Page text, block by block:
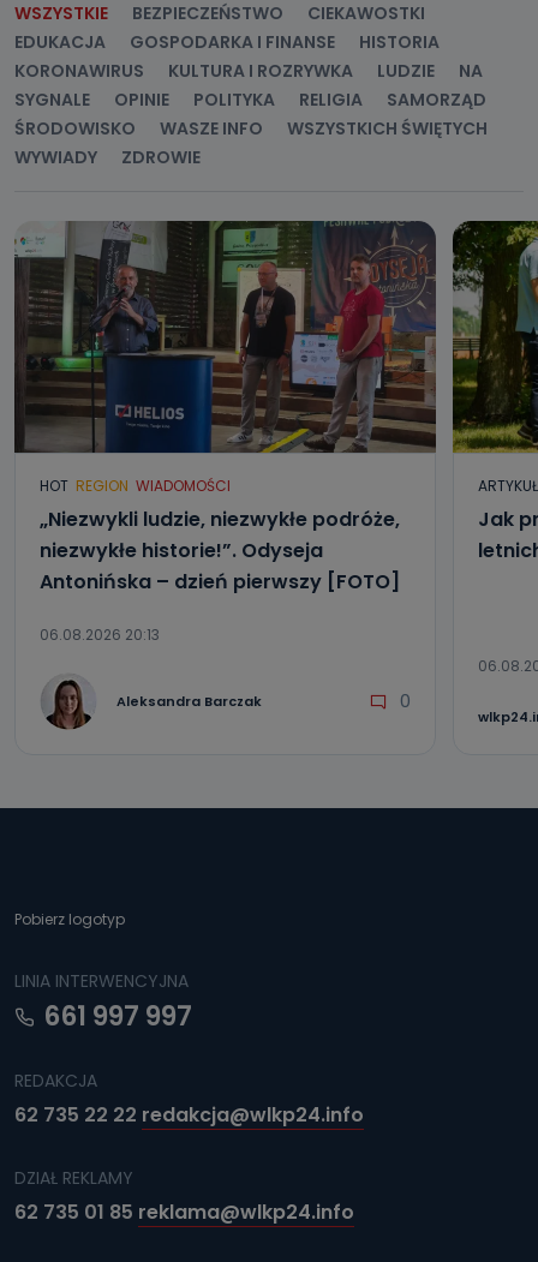
WSZYSTKIE BEZPIECZEŃSTWO
CIEKAWOSTKI
EDUKACJA
GOSPODARKA I FINANSE
HISTORIA
KORONAWIRUS
KULTURA I ROZRYWKA LUDZIE
NA
SYGNALE
OPINIE POLITYKA RELIGIA
SAMORZĄD
ŚRODOWISKO
WASZE INFO
WSZYSTKICH ŚWIĘTYCH
WYWIADY
ZDROWIE
HOT REGION WIADOMOŚCI
„Niezwykli ludzie, niezwykłe podróże,
niezwykłe historie!”. Odyseja
Antonińska – dzień pierwszy [FOTO]
06.08.2026 20:13
Aleksandra Barczak 0
Jak
Pobierz logotyp
LINIA INTERWENCYJNA
661 997 997
REDAKCJA
62 735 22 22 redakcja@wlkp24.info
DZIAŁ REKLAMY
62 735 01 85 reklama@wlkp24.info